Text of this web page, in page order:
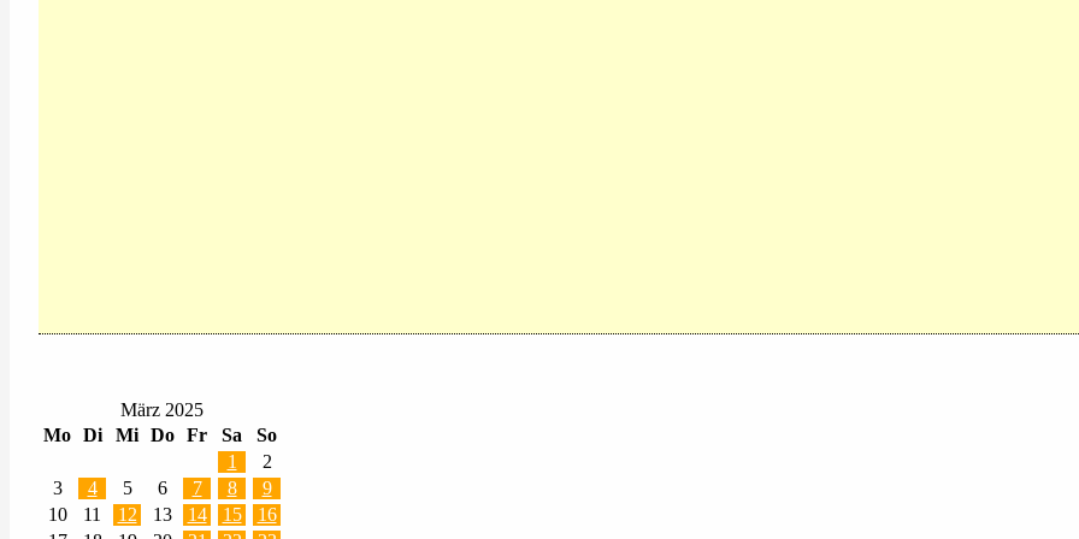
März 2025
Mo Di Mi Do Fr Sa
So
1
2
3
4 5 6 7 8
9
10
11 12 13 14 15
16